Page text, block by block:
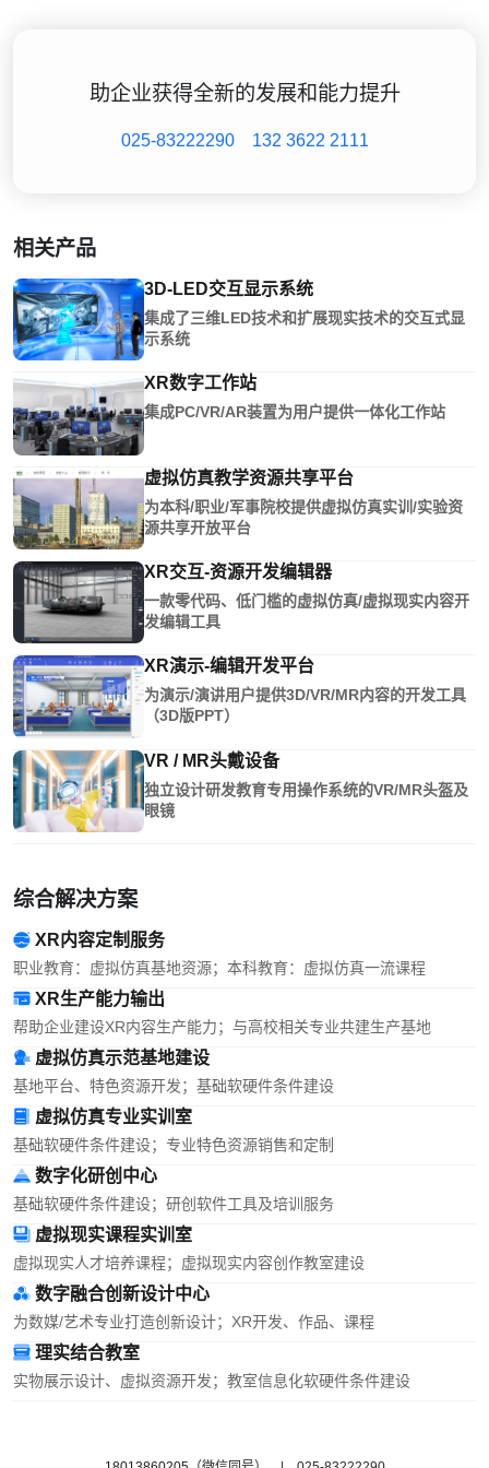
助企业获得全新的发展和能力提升
025-83222290 132 3622 2111
相关产品
3D-LED交互显示系统
集成了三维LED技术和扩展现实技术的交互式显
示系统
XR数字工作站
集成PC/VR/AR装置为用户提供一体化工作站
虚拟仿真教学资源共享平台
为本科/职业/军事院校提供虚拟仿真实训/实验资
源共享开放平台
XR交互-资源开发编辑器
一款零代码、低门槛的虚拟仿真/虚拟现实内容开
发编辑工具
XR演示-编辑开发平台
为演示/演讲用户提供3D/VR/MR内容的开发工具
（3D版PPT）
VR / MR头戴设备
独立设计研发教育专用操作系统的VR/MR头盔及
眼镜
综合解决方案
XR内容定制服务
职业教育：虚拟仿真基地资源；本科教育：虚拟仿真一流课程
XR生产能力输出
帮助企业建设XR内容生产能力；与高校相关专业共建生产基地
虚拟仿真示范基地建设
基地平台、特色资源开发；基础软硬件条件建设
虚拟仿真专业实训室
基础软硬件条件建设；专业特色资源销售和定制
数字化研创中心
基础软硬件条件建设；研创软件工具及培训服务
虚拟现实课程实训室
虚拟现实人才培养课程；虚拟现实内容创作教室建设
数字融合创新设计中心
为数媒/艺术专业打造创新设计；XR开发、作品、课程
理实结合教室
实物展示设计、虚拟资源开发；教室信息化软硬件条件建设